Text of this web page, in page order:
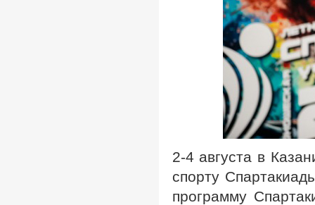
2-4 августа в
спорту
программу